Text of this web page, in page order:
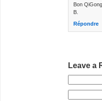
Bon
B.
Répondre
Leave a